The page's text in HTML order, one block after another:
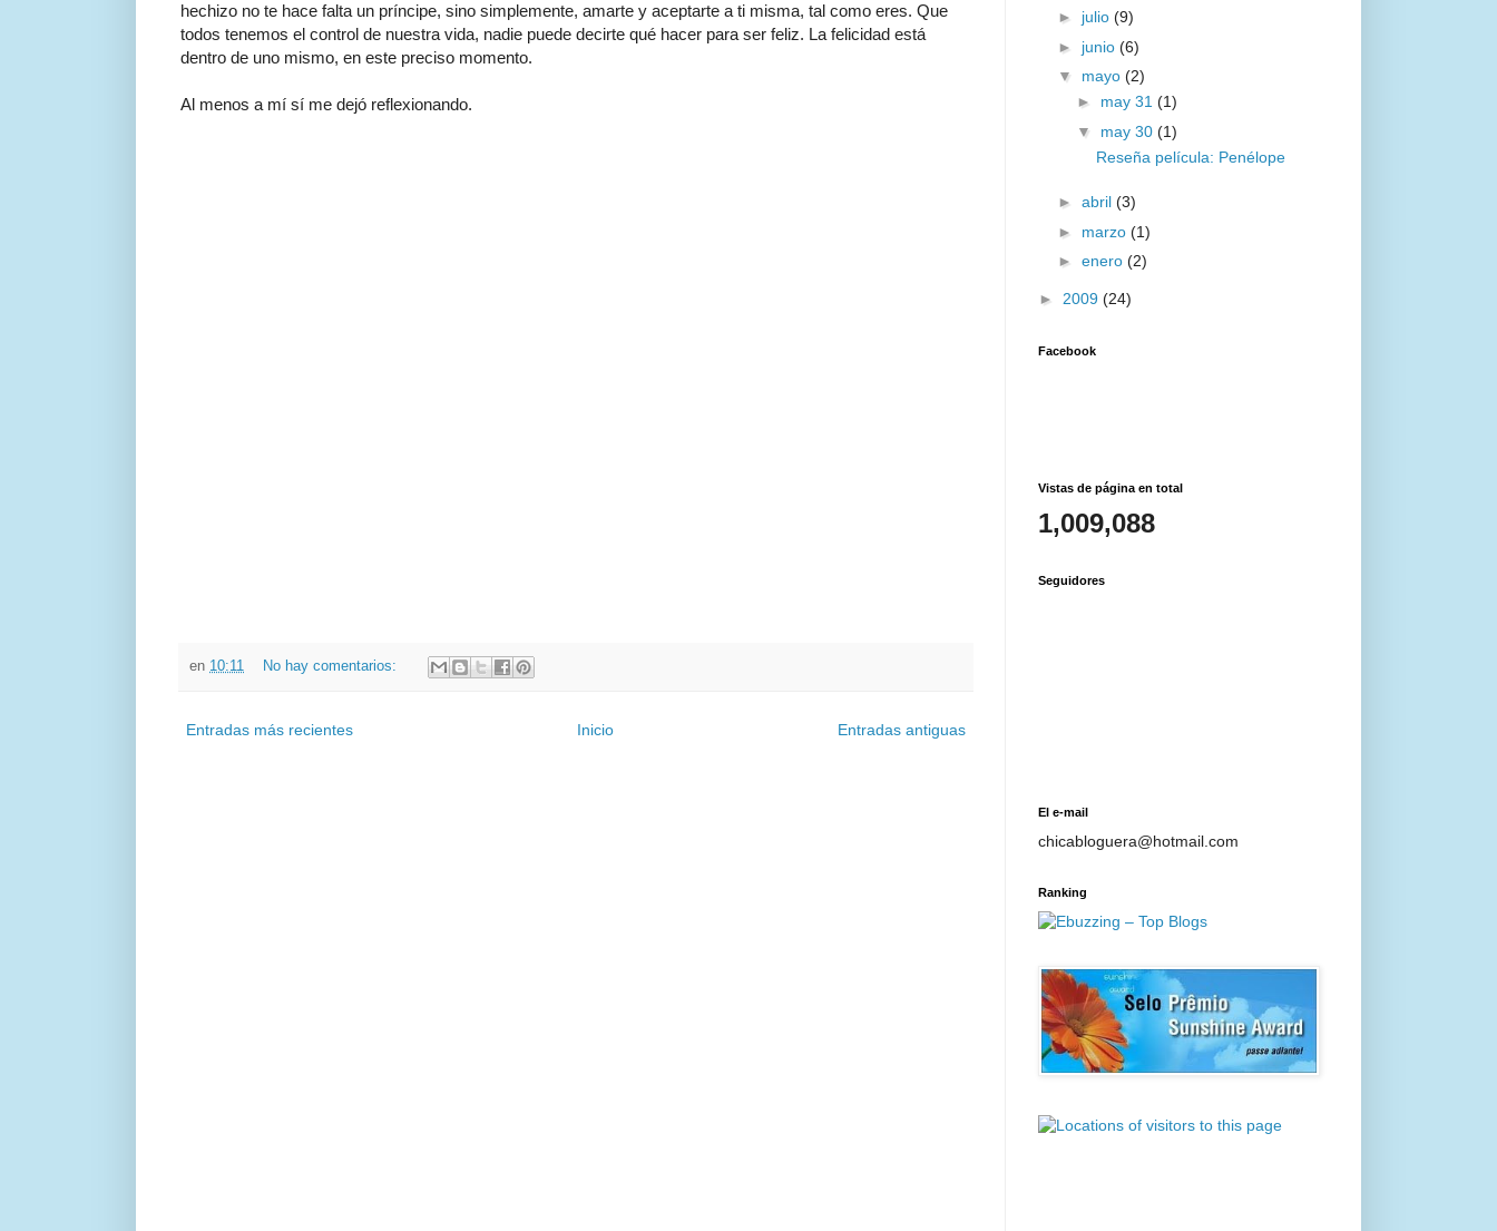
hechizo no te hace falta un príncipe, sino simplemente, amarte y aceptarte a ti misma, tal como eres. Que
todos tenemos el control de nuestra vida, nadie puede decirte qué hacer para ser feliz. La felicidad está
dentro de uno mismo, en este preciso momento.
Al menos a mí sí me dejó reflexionando.
en 10:11 No hay comentarios:
Entradas más recientes Entradas antiguas
Inicio
► julio (9)
► junio (6)
▼ mayo (2)
► may 31 (1)
▼ may 30 (1)
Reseña película: Penélope
► abril (3)
► marzo (1)
► enero (2)
► 2009 (24)
Facebook
Vistas de página en total
1,009,088
Seguidores
El e-mail
chicabloguera@hotmail.com
Ranking